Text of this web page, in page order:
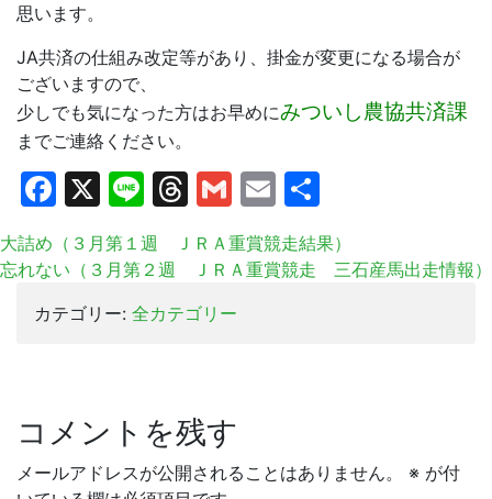
思います。
JA共済の仕組み改定等があり、掛金が変更になる場合が
ございますので、
少しでも気になった方はお早めにみついし農協共済課
までご連絡ください。
Facebook
X LineThreads
Gmail
Email
大詰め（３月第１週 ＪＲＡ重賞競走結果）
忘れない（３月第２週 ＪＲＡ重賞競走 三石産馬出走情報）
カテゴリー: 全カテゴリー
コメントを残す
メールアドレスが公開されることはありません。 ※ が付